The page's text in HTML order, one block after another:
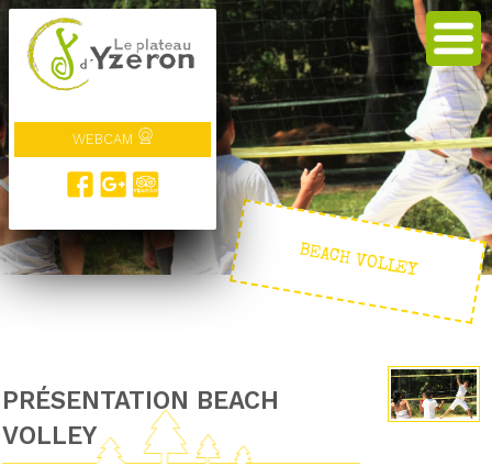
WEBCAM
BEACH VOLLEY
PRÉSENTATION BEACH
VOLLEY